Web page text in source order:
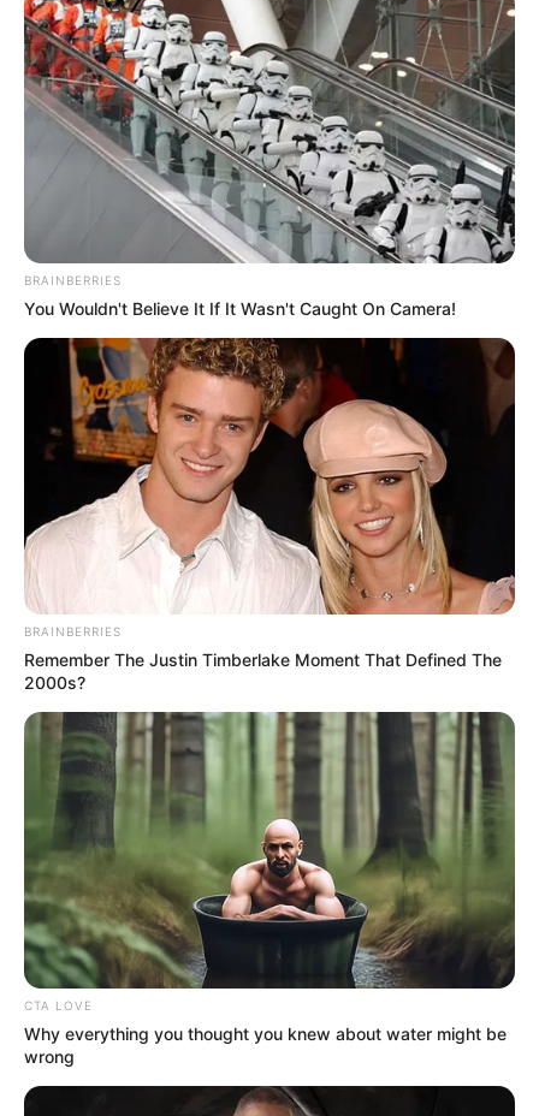
TOVÁBBI LEHETŐSÉGEK
OK, ELFOGADOM